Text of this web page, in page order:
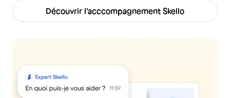
Découvrir l'acccompagnement Skello